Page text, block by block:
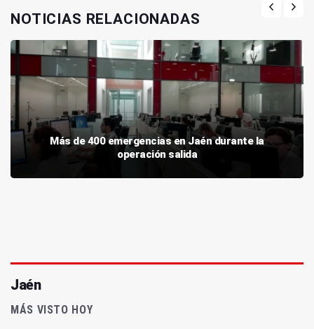
NOTICIAS RELACIONADAS
Más de 400 emergencias en Jaén durante la
operación salida
Jaén
MÁS VISTO HOY